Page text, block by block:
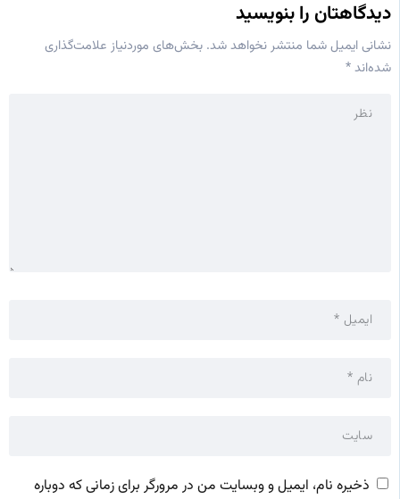
دیدگاهتان را بنویسید
نشانی ایمیل شما منتشر نخواهد شد. بخش‌های موردنیاز علامت‌گذاری
شده‌اند*
ذخیره نام، ایمیل و وبسایت من در مرورگر برای زمانی که دوباره